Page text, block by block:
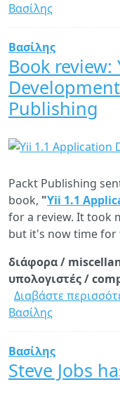
Βασίλης
Βασίλης
Book
Publishing
Packt Publishing
book, "Yii 1.1
for a review. It took
but it's now time for
διάφορα /
υπολογιστές /
Διαβάστε
Βασίλης
Βασίλης
Steve Jobs